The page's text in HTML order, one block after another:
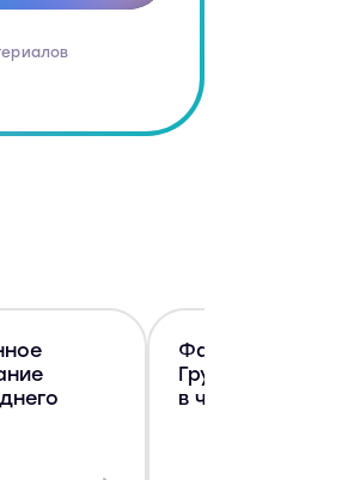
Факторинг в Q1
Группа Т (ROWI
в числе лидеров